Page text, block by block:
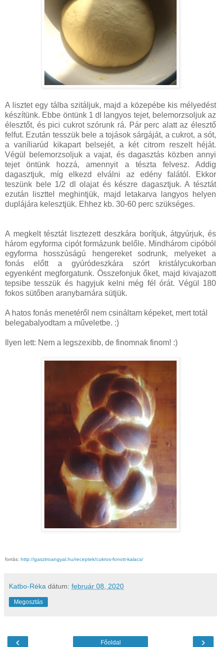
A lisztet egy tálba szitáljuk, majd a közepébe kis mélyedést
készítünk. Ebbe öntünk 1 dl langyos tejet, belemorzsoljuk az
élesztőt, és pici cukrot szórunk rá. Pár perc alatt az élesztő
felfut. Ezután tesszük bele a tojások sárgáját, a cukrot, a sót,
a vaníliarúd kikapart belsejét, a két citrom reszelt héját.
Végül belemorzsoljuk a vajat, és dagasztás közben annyi
tejet öntünk hozzá, amennyit a tészta felvesz. Addig
dagasztjuk, míg elkezd elválni az edény falától. Ekkor
teszünk bele 1/2 dl olajat és készre dagasztjuk. A tésztát
ezután liszttel meghintjük, majd letakarva langyos helyen
duplájára kelesztjük. Ehhez kb. 30-60 perc szükséges.
A megkelt tésztát lisztezett deszkára borítjuk, átgyúrjuk, és
három egyforma cipót formázunk belőle. Mindhárom cipóból
egyforma hosszúságú hengereket sodrunk, melyeket a
fonás előtt a gyúródeszkára szórt kristálycukorban
egyenként megforgatunk. Összefonjuk őket, majd kivajazott
tepsibe tesszük és hagyjuk kelni még fél órát. Végül 180
fokos sütőben aranybarnára sütjük.
A hatos fonás menetéről nem csináltam képeket, mert totál
belegabalyodtam a műveletbe. :)
Ilyen lett: Nem a legszexibb, de finomnak finom! :)
forrás: http://gasztroangyal.hu/receptek/cukros-fonott-kalacs/
Katbo-Réka dátum: február 08, 2020
Megosztás
‹ ›
Főoldal